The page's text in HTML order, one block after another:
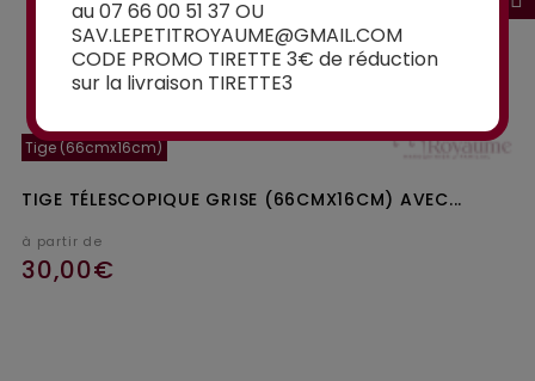
Tige (66cmx16cm)
TIGE TÉLESCOPIQUE GRISE (66CMX16CM) AVEC...
à partir de
30,00€
au 07 66 00 51 37 OU
SAV.LEPETITROYAUME@GMAIL.COM
CODE PROMO TIRETTE 3€ de réduction
sur la livraison TIRETTE3